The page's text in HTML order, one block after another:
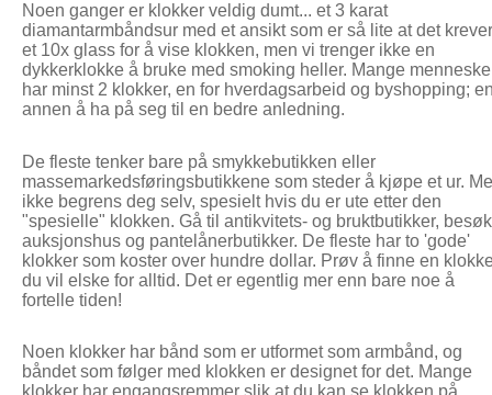
Noen ganger er klokker veldig dumt... et 3 karat
diamantarmbåndsur med et ansikt som er så lite at det krever
et 10x glass for å vise klokken, men vi trenger ikke en
dykkerklokke å bruke med smoking heller. Mange
har minst 2 klokker, en for hverdagsarbeid og byshopping;
annen å ha på seg til en bedre anledning.
De fleste tenker bare på smykkebutikken eller
massemarkedsføringsbutikkene som steder å kjøpe et ur.
ikke begrens deg selv, spesielt hvis du er ute etter den
"spesielle" klokken. Gå til antikvitets- og bruktbutikker, besøk
auksjonshus og pantelånerbutikker. De fleste har to 'gode'
klokker som koster over hundre dollar. Prøv å finne en
du vil elske for alltid. Det er egentlig mer enn bare noe å
fortelle tiden!
Noen klokker har bånd som er utformet som armbånd, og
båndet som følger med klokken er designet for det. Mange
klokker har engangsremmer slik at du kan se klokken på